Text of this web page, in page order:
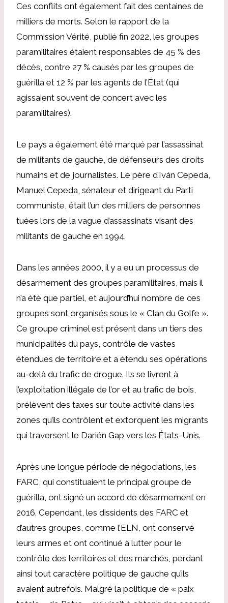
Ces conflits ont également fait des centaines de
milliers de morts. Selon le rapport de la
Commission Vérité, publié fin 2022, les groupes
paramilitaires étaient responsables de 45 % des
décès, contre 27 % causés par les groupes de
guérilla et 12 % par les agents de l’État (qui
agissaient souvent de concert avec les
paramilitaires).
Le pays a également été marqué par l’assassinat
de militants de gauche, de défenseurs des droits
humains et de journalistes. Le père d’Iván Cepeda,
Manuel Cepeda, sénateur et dirigeant du Parti
communiste, était l’un des milliers de personnes
tuées lors de la vague d’assassinats visant des
militants de gauche en 1994.
Dans les années 2000, il y a eu un processus de
désarmement des groupes paramilitaires, mais il
n’a été que partiel, et aujourd’hui nombre de ces
groupes sont organisés sous le « Clan du Golfe ».
Ce groupe criminel est présent dans un tiers des
municipalités du pays, contrôle de vastes
étendues de territoire et a étendu ses opérations
au-delà du trafic de drogue. Ils se livrent à
l’exploitation illégale de l’or et au trafic de bois,
prélèvent des taxes sur toute activité dans les
zones qu’ils contrôlent et extorquent les migrants
qui traversent le Darién Gap vers les États-Unis.
Après une longue période de négociations, les
FARC, qui constituaient le principal groupe de
guérilla, ont signé un accord de désarmement en
2016. Cependant, les dissidents des FARC et
d’autres groupes, comme l’ELN, ont conservé
leurs armes et ont continué à lutter pour le
contrôle des territoires et des marchés, perdant
ainsi tout caractère politique de gauche qu’ils
avaient autrefois. Malgré la politique de « paix